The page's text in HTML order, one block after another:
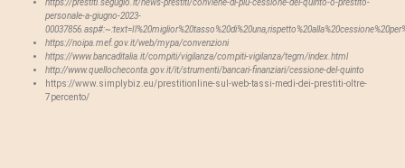
https://prestiti.segugio.it/news-prestiti/conviene-di-piu-cessione-del-quinto-o-prestito-
personale-a-giugno-2023-
https://noipa.mef.gov.it/web/mypa/convenzioni
https://www.bancaditalia.it/compiti/vigilanza/compiti-vigilanza/tegm/index.html
http://www.quellocheconta.gov.it/it/strumenti/bancari-finanziari/cessione-del-quinto
https://www.simplybiz.eu/prestitionline-sul-web-tassi-medi-dei-prestiti-oltre-
7percento/